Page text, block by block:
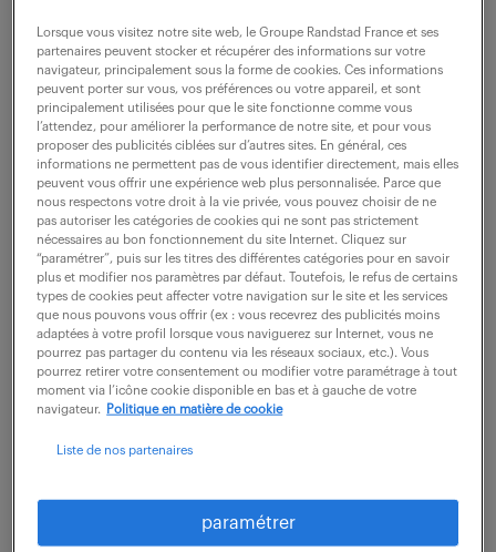
ne ratez aucune
opportunité.
recevez chaque semaine par mail les offres qui
correspondent à votre dernière recherche.
créer une alerte
votre CV !
Lorsque vous visitez notre site web, le Groupe Randstad France et ses
partenaires peuvent stocker et récupérer des informations sur votre
navigateur, principalement sous la forme de cookies. Ces informations
peuvent porter sur vous, vos préférences ou votre appareil, et sont
principalement utilisées pour que le site fonctionne comme vous
l’attendez, pour améliorer la performance de notre site, et pour vous
proposer des publicités ciblées sur d’autres sites. En général, ces
informations ne permettent pas de vous identifier directement, mais elles
peuvent vous offrir une expérience web plus personnalisée. Parce que
nous respectons votre droit à la vie privée, vous pouvez choisir de ne
pas autoriser les catégories de cookies qui ne sont pas strictement
nécessaires au bon fonctionnement du site Internet. Cliquez sur
“paramétrer”, puis sur les titres des différentes catégories pour en savoir
plus et modifier nos paramètres par défaut. Toutefois, le refus de certains
types de cookies peut affecter votre navigation sur le site et les services
que nous pouvons vous offrir (ex : vous recevrez des publicités moins
adaptées à votre profil lorsque vous naviguerez sur Internet, vous ne
pourrez pas partager du contenu via les réseaux sociaux, etc.). Vous
pourrez retirer votre consentement ou modifier votre paramétrage à tout
moment via l’icône cookie disponible en bas et à gauche de votre
navigateur.
Politique en matière de cookie
Liste de nos partenaires
paramétrer